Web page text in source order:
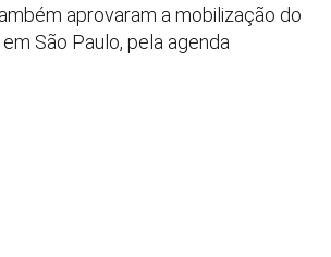
aprovaram a mobilização do
São Paulo, pela agenda